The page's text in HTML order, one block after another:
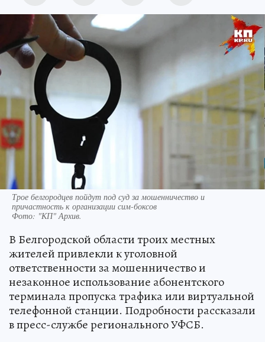
Трое белгородцев пойдут под суд за мошенничество и
причастность к организации сим-боксов
Фото: "КП" Архив.
В Белгородской области троих местных
жителей привлекли к уголовной
ответственности за мошенничество и
незаконное использование абонентского
терминала пропуска трафика или виртуальной
телефонной станции. Подробности рассказали
в пресс-службе регионального УФСБ.